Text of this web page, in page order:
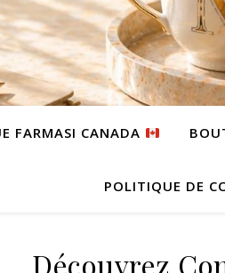
FARMASI CANADA
POLITIQUE DE
Découvrez